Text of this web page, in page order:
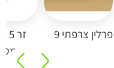
פרלין צרפתי 9
זר 5